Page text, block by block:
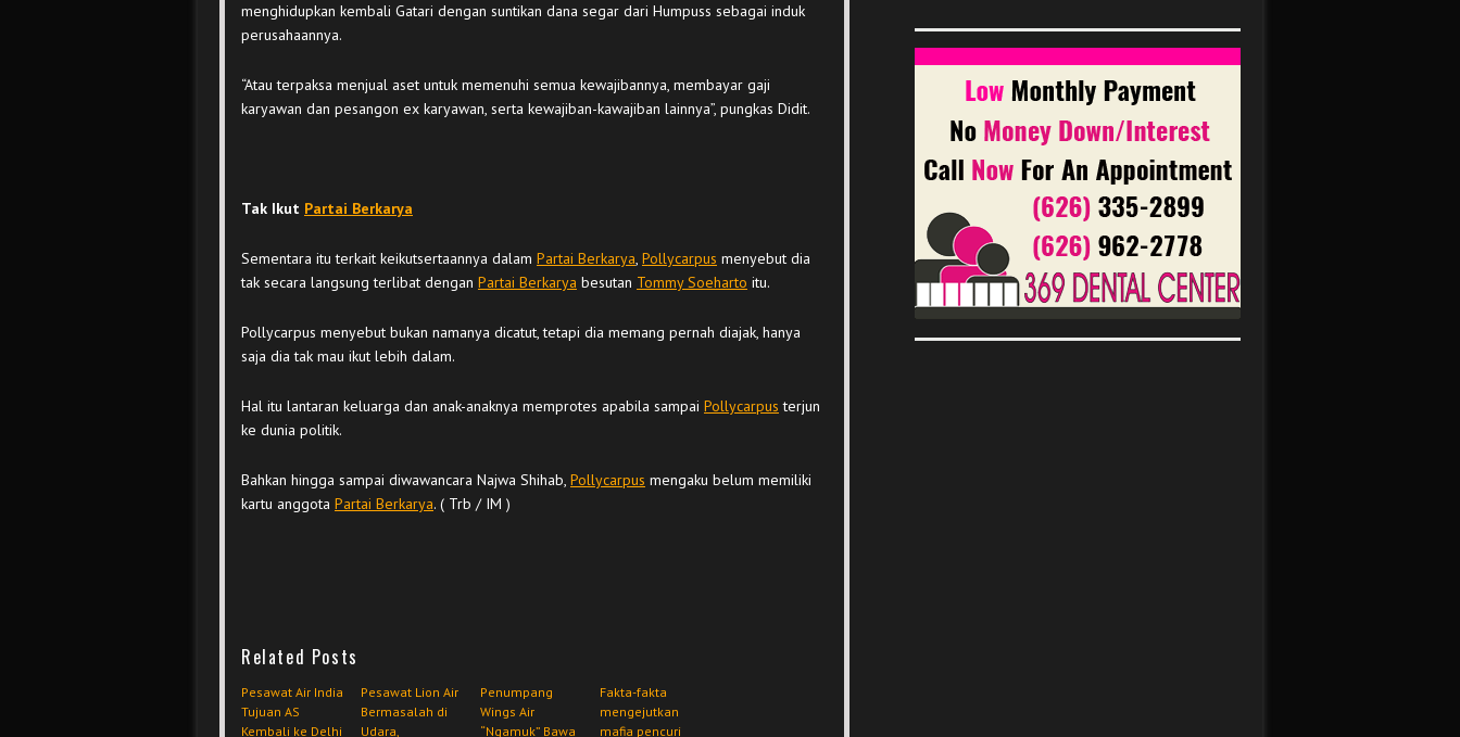
menghidupkan kembali Gatari dengan suntikan dana segar dari Humpuss sebagai induk
perusahaannya.
“Atau terpaksa menjual aset untuk memenuhi semua kewajibannya, membayar gaji
karyawan dan pesangon ex karyawan, serta kewajiban-kawajiban lainnya”, pungkas Didit.
Tak Ikut Partai Berkarya
Sementara itu terkait keikutsertaannya dalam Partai Berkarya, Pollycarpus menyebut dia
tak secara langsung terlibat dengan Partai Berkarya besutan Tommy Soeharto itu.
Pollycarpus menyebut bukan namanya dicatut, tetapi dia memang pernah diajak, hanya
saja dia tak mau ikut lebih dalam.
Hal itu lantaran keluarga dan anak-anaknya memprotes apabila sampai Pollycarpus terjun
ke dunia politik.
Bahkan hingga sampai diwawancara Najwa Shihab, Pollycarpus mengaku belum memiliki
kartu anggota Partai Berkarya. ( Trb / IM )
Related Posts
Pesawat Air India
Tujuan AS
Kembali ke Delhi
Pesawat Lion Air
Bermasalah di
Udara,
Penumpang
Wings Air
“Ngamuk” Bawa
Fakta-fakta
mengejutkan
mafia pencuri